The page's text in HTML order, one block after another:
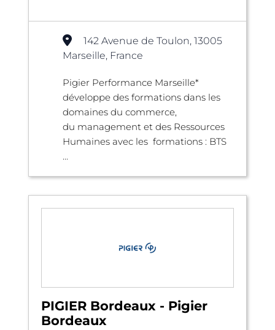
142 Avenue de Toulon, 13005
Marseille, France
Pigier Performance Marseille*
développe des formations dans les
domaines du commerce,
du management et des Ressources
Humaines avec les formations : BTS
...
PIGIER Bordeaux - Pigier
Bordeaux